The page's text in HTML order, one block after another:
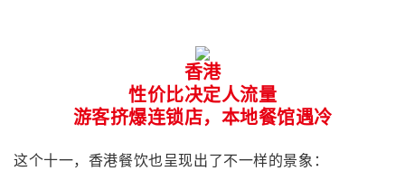
香港
性价比决定人流量
游客挤爆连锁店，本地餐馆遇冷
这个十一，香港餐饮也呈现出了不一样的景象：